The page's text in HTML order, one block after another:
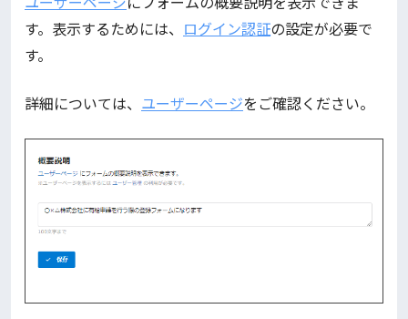
す。表示するためには、 ログイン認証の設定が必要で
す。
詳細については、 ユーザーページをご確認ください。